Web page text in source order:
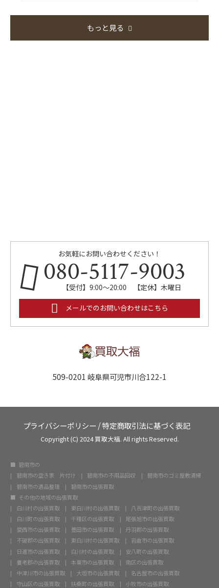
もっと見る
お気軽にお問い合わせください！
080-5117-9003
【受付】9:00～20:00 【定休】木曜日
メールでのお問い合わせはこちら
509-0201 岐阜県可児市川合122-1
プライバシーポリシー /特定商取引法に基づく表記
Copyright (C) 2024 買取大福. All rights Reserved.
碧南市の
碧南市の空き家 片付け
碧南市の不用品回収
碧南市のゴミ屋敷清掃
碧南市の遺品整理
碧南市の出張買取
その他の地域の出張買取
白川村の出張買取
東白川村の出張買取
八百津町の出張買取
白川町の出張買取
千種区の出張買取
尾張旭市の出張買取
愛西市の出張買取
豊田市の出張買取
丹羽郡の出張買取
不破郡の出張買取
東白川村の出張買取
岩倉市の出張買取
日進市の出張買取
白川村の出張買取
安八町の出張買取
養老郡の出張買取
本巣市の出張買取
南区の出張買取
中津川市の出張買取
大垣市の出張買取
名古屋市の出張買取
守山区の出張買取
扶桑町の出張買取 小牧市の出張買取